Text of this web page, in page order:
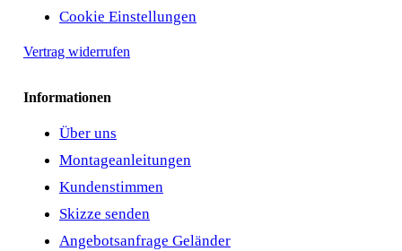
Cookie Einstellungen
Vertrag widerrufen
Informationen
Über uns
Montageanleitungen
Kundenstimmen
Skizze senden
Angebotsanfrage Geländer